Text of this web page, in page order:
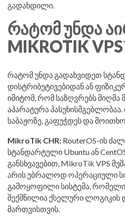
გადახდილი.
ᲠᲐᲢᲝᲛ ᲣᲜᲓᲐ
MIKROTIK
რატომ უნდა გადახვიდეთ
დისტრიბუტივებიდან ან
იმიტომ, რომ საზღვრებს მიღმა
აპარატურა
საბაჟოზე, გაფუჭდეს და
MikroTik CHR: RouterOS-ის
სტანდარტული Ubuntu ან
განსხვავებით, MikroTik VPS
არის უბრალოდ ოპერაციული
გამოყოფილი სისტემა,
შექმნილია ქსელური ლოგიკის
მართვისთვის.